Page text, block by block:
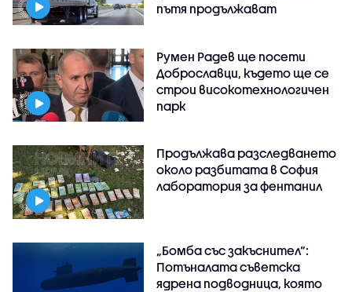
пътя продължават
Румен Радев ще посети
Доброславци, където ще се
строи високотехнологичен
парк
Продължава разследването
около разбитата в София
лаборатория за фентанил
„Бомба със закъснител“:
Потъналата съветска
ядрена подводница, която